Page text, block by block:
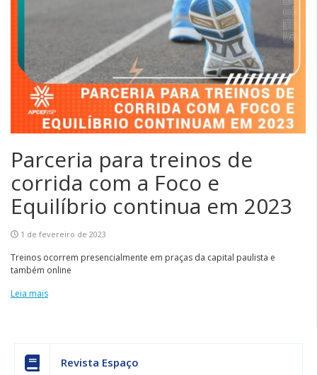
Parceria para treinos de
corrida com a Foco e
Equilíbrio continua em 2023
1 de fevereiro de 2023
Treinos ocorrem presencialmente em praças da capital paulista e
também online
Leia mais
Revista Espaço